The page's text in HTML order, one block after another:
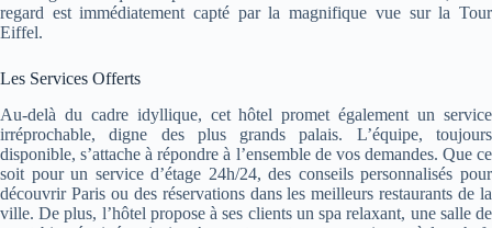
regard est immédiatement capté par la magnifique vue sur la Tour
Eiffel.
Les Services Offerts
Au-delà du cadre idyllique, cet hôtel promet également un service
irréprochable, digne des plus grands palais. L’équipe, toujours
disponible, s’attache à répondre à l’ensemble de vos demandes. Que ce
soit pour un service d’étage 24h/24, des conseils personnalisés pour
découvrir Paris ou des réservations dans les meilleurs restaurants de la
ville. De plus, l’hôtel propose à ses clients un spa relaxant, une salle de